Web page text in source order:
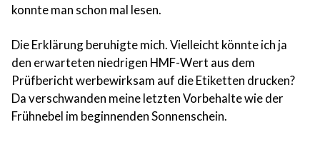
konnte man schon mal lesen.
Die Erklärung beruhigte mich. Vielleicht könnte ich ja
den erwarteten niedrigen HMF-Wert aus dem
Prüfbericht werbewirksam auf die Etiketten drucken?
Da verschwanden meine letzten Vorbehalte wie der
Frühnebel im beginnenden Sonnenschein.